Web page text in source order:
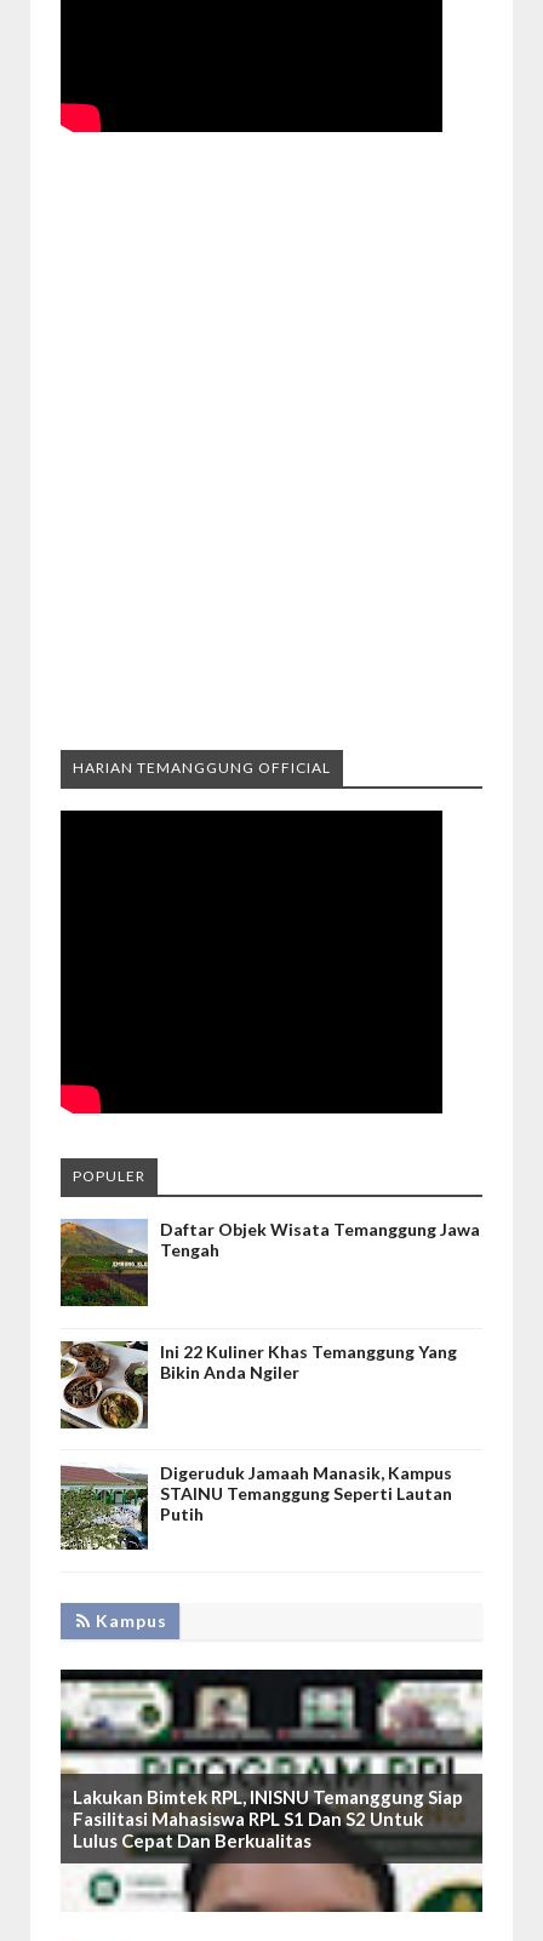
HARIAN TEMANGGUNG OFFICIAL
POPULER
Daftar Objek Wisata Temanggung Jawa
Tengah
Ini 22 Kuliner Khas Temanggung Yang
Bikin Anda Ngiler
Digeruduk Jamaah Manasik, Kampus
STAINU Temanggung Seperti Lautan
Putih
Kampus
Lakukan Bimtek RPL, INISNU Temanggung Siap
Fasilitasi Mahasiswa RPL S1 Dan S2 Untuk
Lulus Cepat Dan Berkualitas